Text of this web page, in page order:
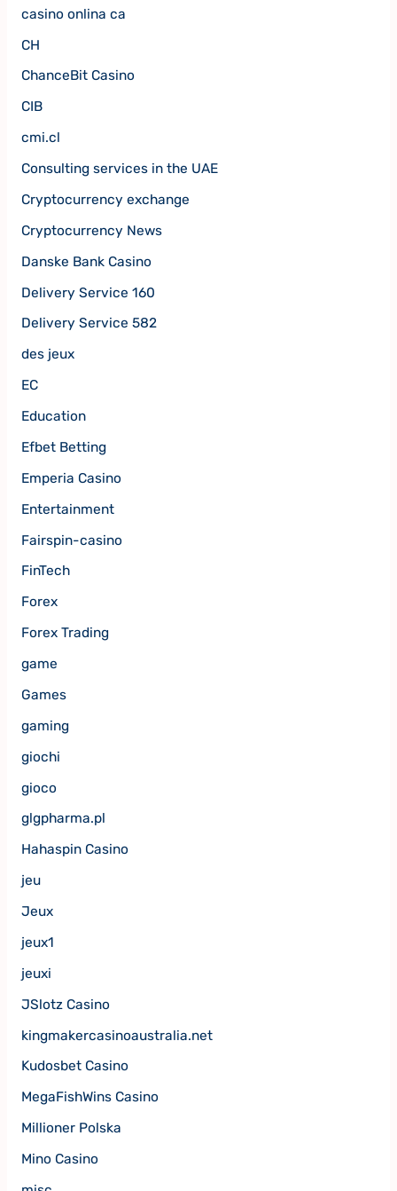
casino onlina ca
CH
ChanceBit Casino
CIB
cmi.cl
Consulting services in the UAE
Cryptocurrency exchange
Cryptocurrency News
Danske Bank Casino
Delivery Service 160
Delivery Service 582
des jeux
EC
Education
Efbet Betting
Emperia Casino
Entertainment
Fairspin-casino
FinTech
Forex
Forex Trading
game
Games
gaming
giochi
gioco
glgpharma.pl
Hahaspin Casino
jeu
Jeux
jeux1
jeuxi
JSlotz Casino
kingmakercasinoaustralia.net
Kudosbet Casino
MegaFishWins Casino
Millioner Polska
Mino Casino